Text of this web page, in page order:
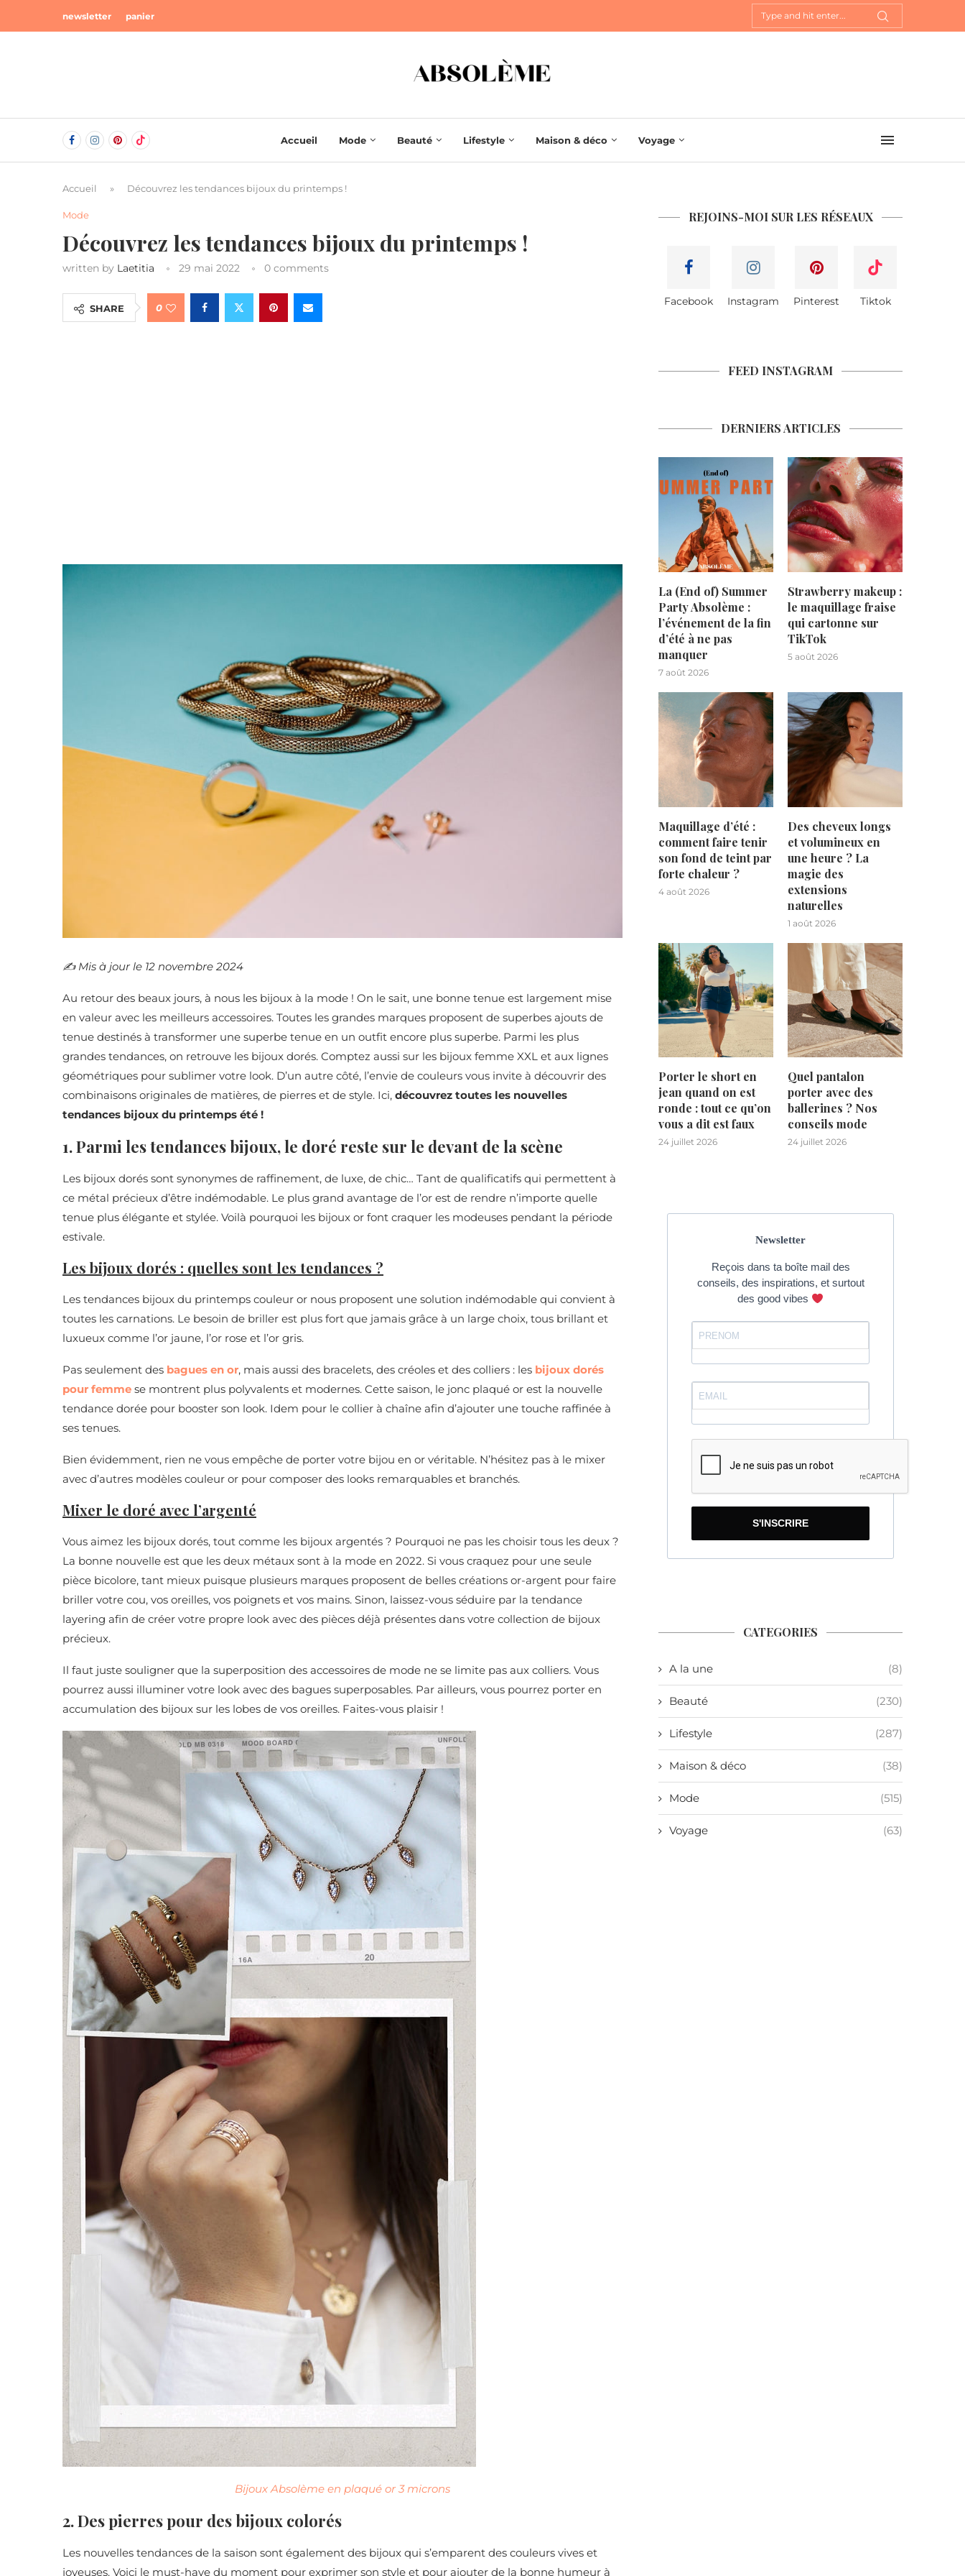
newsletter panier
Accueil Mode Beauté Lifestyle Maison & déco Voyage
Accueil » Découvrez les tendances bijoux du printemps !
Mode
Découvrez les tendances bijoux du printemps !
written by Laetitia 29 mai 2022 0 comments
SHARE 0
✍️​ Mis à jour le 12 novembre 2024
Au retour des beaux jours, à nous les bijoux à la mode ! On le sait, une bonne tenue est largement mise
en valeur avec les meilleurs accessoires. Toutes les grandes marques proposent de superbes ajouts de
tenue destinés à transformer une superbe tenue en un outfit encore plus superbe. Parmi les plus
grandes tendances, on retrouve les bijoux dorés. Comptez aussi sur les bijoux femme XXL et aux lignes
géométriques pour sublimer votre look. D’un autre côté, l’envie de couleurs vous invite à découvrir des
combinaisons originales de matières, de pierres et de style. Ici, découvrez toutes les nouvelles
tendances bijoux du printemps été !
1. Parmi les tendances bijoux, le doré reste sur le devant de la scène
Les bijoux dorés sont synonymes de raffinement, de luxe, de chic… Tant de qualificatifs qui permettent à
ce métal précieux d’être indémodable. Le plus grand avantage de l’or est de rendre n’importe quelle
tenue plus élégante et stylée. Voilà pourquoi les bijoux or font craquer les modeuses pendant la période
estivale.
Les bijoux dorés : quelles sont les tendances ?
Les tendances bijoux du printemps couleur or nous proposent une solution indémodable qui convient à
toutes les carnations. Le besoin de briller est plus fort que jamais grâce à un large choix, tous brillant et
luxueux comme l’or jaune, l’or rose et l’or gris.
Pas seulement des bagues en or, mais aussi des bracelets, des créoles et des colliers : les bijoux dorés
pour femme se montrent plus polyvalents et modernes. Cette saison, le jonc plaqué or est la nouvelle
tendance dorée pour booster son look. Idem pour le collier à chaîne afin d’ajouter une touche raffinée à
ses tenues.
Bien évidemment, rien ne vous empêche de porter votre bijou en or véritable. N’hésitez pas à le mixer
avec d’autres modèles couleur or pour composer des looks remarquables et branchés.
Mixer le doré avec l’argenté
Vous aimez les bijoux dorés, tout comme les bijoux argentés ? Pourquoi ne pas les choisir tous les deux ?
La bonne nouvelle est que les deux métaux sont à la mode en 2022. Si vous craquez pour une seule
pièce bicolore, tant mieux puisque plusieurs marques proposent de belles créations or-argent pour faire
briller votre cou, vos oreilles, vos poignets et vos mains. Sinon, laissez-vous séduire par la tendance
layering afin de créer votre propre look avec des pièces déjà présentes dans votre collection de bijoux
précieux.
Il faut juste souligner que la superposition des accessoires de mode ne se limite pas aux colliers. Vous
pourrez aussi illuminer votre look avec des bagues superposables. Par ailleurs, vous pourrez porter en
accumulation des bijoux sur les lobes de vos oreilles. Faites-vous plaisir !
Bijoux Absolème en plaqué or 3 microns
2. Des pierres pour des bijoux colorés
Les nouvelles tendances de la saison sont également des bijoux qui s’emparent des couleurs vives et
joyeuses. Voici le must-have du moment pour exprimer son style et pour ajouter de la bonne humeur à
REJOINS-MOI SUR LES RÉSEAUX
Facebook Instagram Pinterest Tiktok
FEED INSTAGRAM
DERNIERS ARTICLES
La (End of) Summer
Party Absolème :
l’événement de la fin
d’été à ne pas
manquer
7 août 2026
Strawberry makeup :
le maquillage fraise
qui cartonne sur
TikTok
5 août 2026
Maquillage d’été :
comment faire tenir
son fond de teint par
forte chaleur ?
4 août 2026
Des cheveux longs
et volumineux en
une heure ? La
magie des
extensions
naturelles
1 août 2026
Porter le short en
jean quand on est
ronde : tout ce qu’on
vous a dit est faux
24 juillet 2026
Quel pantalon
porter avec des
ballerines ? Nos
conseils mode
24 juillet 2026
Newsletter
Reçois dans ta boîte mail des
conseils, des inspirations, et surtout
des good vibes
S'INSCRIRE
CATEGORIES
A la une (8)
Beauté (230)
Lifestyle (287)
Maison & déco (38)
Mode (515)
Voyage (63)